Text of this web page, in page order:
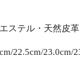
ステル・天然皮
22.5cm/23.0cm/